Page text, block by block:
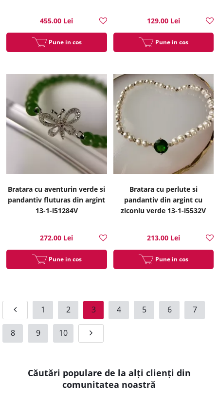
455.00 Lei
Pune in cos
129.00 Lei
Pune in cos
Bratara cu aventurin verde si
pandantiv fluturas din argint
13-1-i51284V
272.00 Lei
Pune in cos
Bratara cu perlute si
pandantiv din argint cu
ziconiu verde 13-1-i5532V
213.00 Lei
Pune in cos
1 2 3 4 5 6 7
8 9 10
Căutări populare de la alți clienți din
comunitatea noastră